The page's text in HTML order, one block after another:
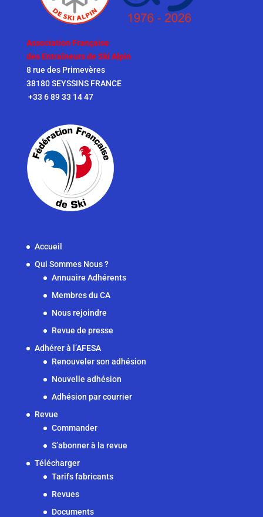
Association Française
des Entraîneurs de Ski Alpin
8 rue des Primevères
38180 SEYSSINS FRANCE
+33 6 89 33 14 47
Accueil
Qui Sommes Nous ?
Annuaire Adhérents
Membres du CA
Nous rejoindre
Revue de presse
Adhérer à l’AFESA
Renouveler son adhésion
Nouvelle adhésion
Adhésion par courrier
Revue
Commander
S’abonner à la revue
Télécharger
Tarifs fabricants
Revues
Documents